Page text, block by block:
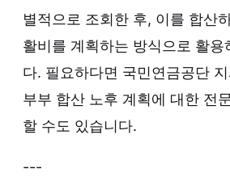
별적으로 조회한 후, 이를 합산
활비를 계획하는 방식으로 활용
다. 필요하다면 국민연금공단
부부 합산 노후 계획에 대한 전
할 수도 있습니다.
---